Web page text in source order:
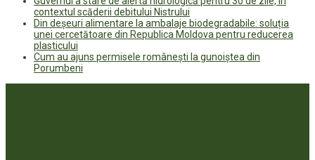
contextul scăderii debitului Nistrului
Din deșeuri alimentare la ambalaje biodegradabile: soluția
unei cercetătoare din Republica Moldova pentru reducerea
plasticului
Cum au ajuns permisele românești la gunoiștea din
Porumbeni